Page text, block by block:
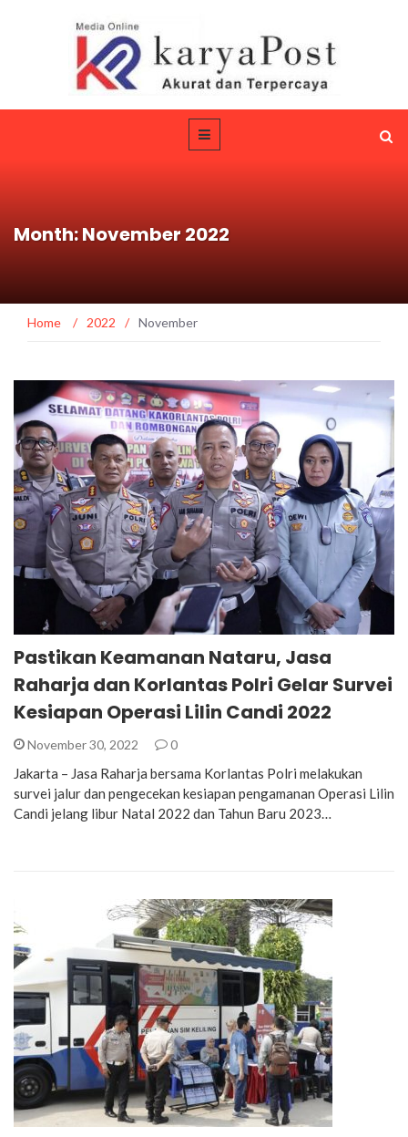
Month: November 2022
Home / 2022 / November
Pastikan Keamanan Nataru, Jasa
Raharja dan Korlantas Polri Gelar Survei
Kesiapan Operasi Lilin Candi 2022
November 30, 2022 0
Jakarta – Jasa Raharja bersama Korlantas Polri melakukan
survei jalur dan pengecekan kesiapan pengamanan Operasi Lilin
Candi jelang libur Natal 2022 dan Tahun Baru 2023…